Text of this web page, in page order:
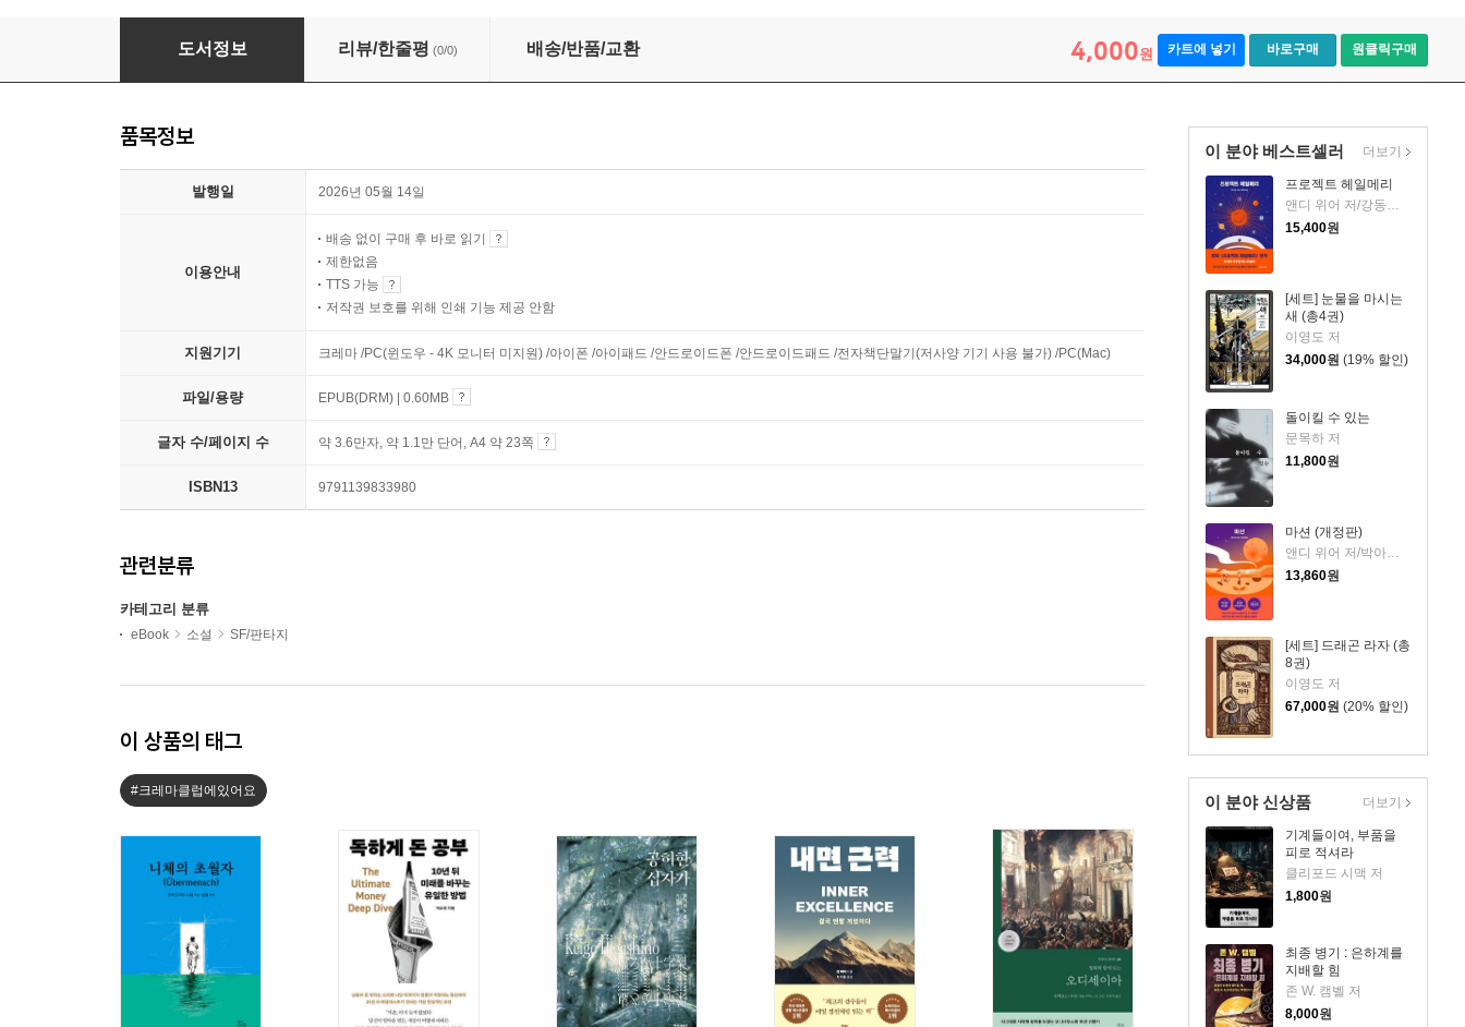
불의 기둥 : 죽음 없는 사회
도서정보 리뷰/한줄평 (0/0) 배송/반품/교환 4,000원 카트에 넣기 바로구매 원클릭구매
이 분야 베스트셀러
프로젝트 헤일메리
앤디 위어 저/강동혁 역
15,400원
[세트] 눈물을 마시는
새 (총4권)
이영도 저
34,000원 (19% 할인)
돌이킬 수 있는
문목하 저
11,800원
마션 (개정판)
13,860원
[세트] 드래곤 라자 (총
8권)
이영도 저
67,000원 (20% 할인)
더보기
이 분야 신상품
기계들이여, 부품을
피로 적셔라
클리포드 시맥 저
1,800원
최종 병기 : 은하계를
지배할 힘
존 W. 캠벨 저
8,000원
더보기
품목정보
발행일 2026년 05월 14일
이용안내
배송 없이 구매 후 바로 읽기
제한없음
TTS 가능
저작권 보호를 위해 인쇄 기능 제공 안함
지원기기 크레마 /PC(윈도우 - 4K 모니터 미지원) /아이폰 /아이패드 /안드로이드폰 /안드로이드패드 /전자책단말기(저사양 기기 사용 불가) /PC(Mac)
파일/용량 EPUB(DRM) | 0.60MB
글자 수/페이지 수 약 3.6만자, 약 1.1만 단어, A4 약 23쪽
ISBN13 9791139833980
관련분류
카테고리 분류
eBook 소설 SF/판타지
이 상품의 태그
#크레마클럽에있어요